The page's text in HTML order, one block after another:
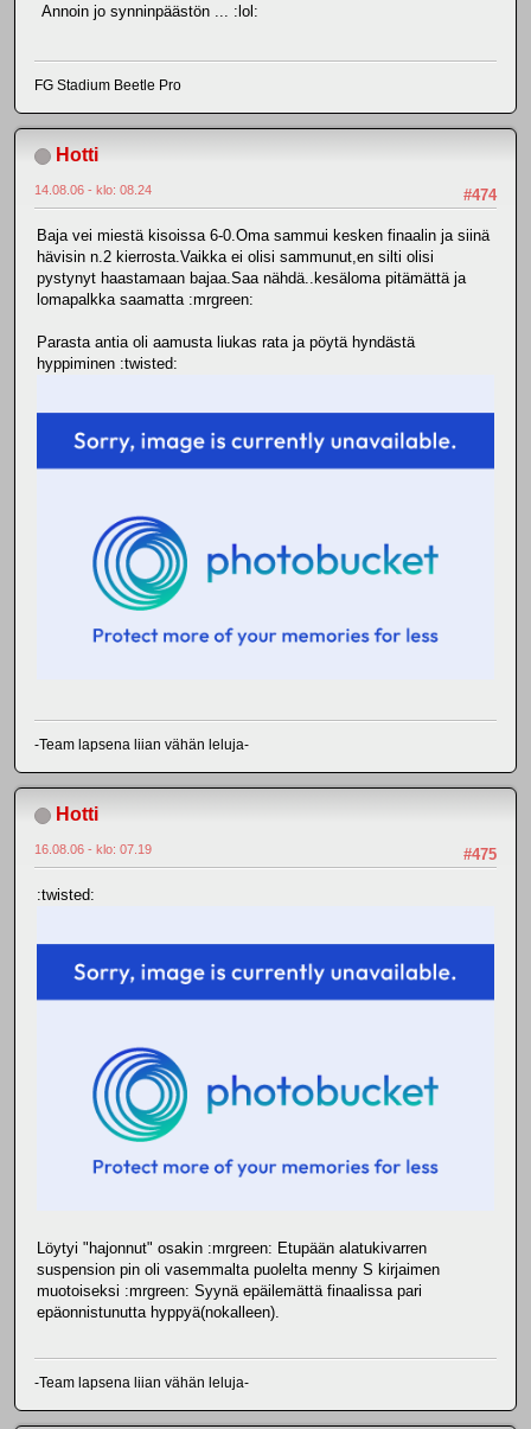
Annoin jo synninpäästön ... :lol:
FG Stadium Beetle Pro
Hotti
#474
14.08.06 - klo: 08.24
Baja vei miestä kisoissa 6-0.Oma sammui kesken finaalin ja siinä
hävisin n.2 kierrosta.Vaikka ei olisi sammunut,en silti olisi
pystynyt haastamaan bajaa.Saa nähdä..kesäloma pitämättä ja
lomapalkka saamatta :mrgreen:
Parasta antia oli aamusta liukas rata ja pöytä hyndästä
hyppiminen :twisted:
-Team lapsena liian vähän leluja-
Hotti
#475
16.08.06 - klo: 07.19
:twisted:
Löytyi "hajonnut" osakin :mrgreen: Etupään alatukivarren
suspension pin oli vasemmalta puolelta menny S kirjaimen
muotoiseksi :mrgreen: Syynä epäilemättä finaalissa pari
epäonnistunutta hyppyä(nokalleen).
-Team lapsena liian vähän leluja-